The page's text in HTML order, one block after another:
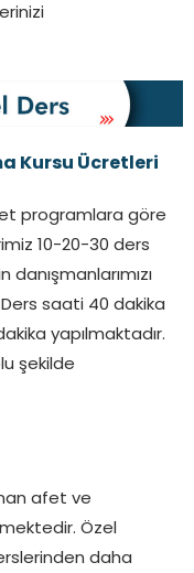
Kursu Ücretleri
programlara göre
10-20-30 ders
saati 40 dakika
yapılmaktadır.
şekilde
afet ve
Özel
daha